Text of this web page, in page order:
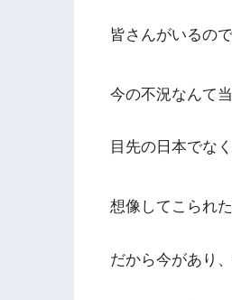
皆さんがいるので
今の不況なんて
目先の日本でな
想像してこられた
だから今があり